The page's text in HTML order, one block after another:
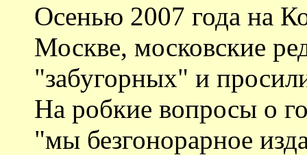
Осенью 2007 года на
Москве, московские
"забугорных" и
На робкие вопросы о
"мы безгонорарное